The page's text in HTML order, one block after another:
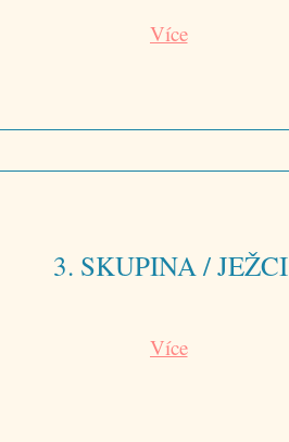
Více
3. SKUPINA / JEŽCI
Více